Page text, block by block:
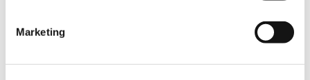
Marketing 在庫：○ |93ポイント